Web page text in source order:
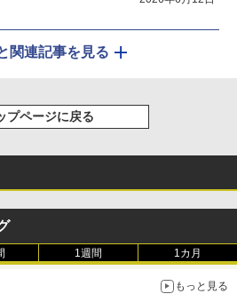
関連記事を見る
プページに戻る
1週間 1カ月
もっと見る